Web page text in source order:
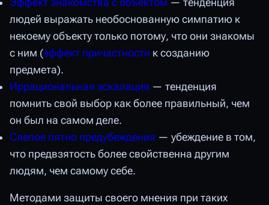
людей выражать необоснованную симпатию к
некоему объекту только потому, что они знакомы
с ним (эффект причастности к созданию
предмета).
Иррациональная эскалация — тенденция
помнить свой выбор как более правильный, чем
он был на самом деле.
Слепое пятно предубеждения — убеждение в том,
что предвзятость более свойственна другим
людям, чем самому себе.
Методами защиты своего мнения при таких